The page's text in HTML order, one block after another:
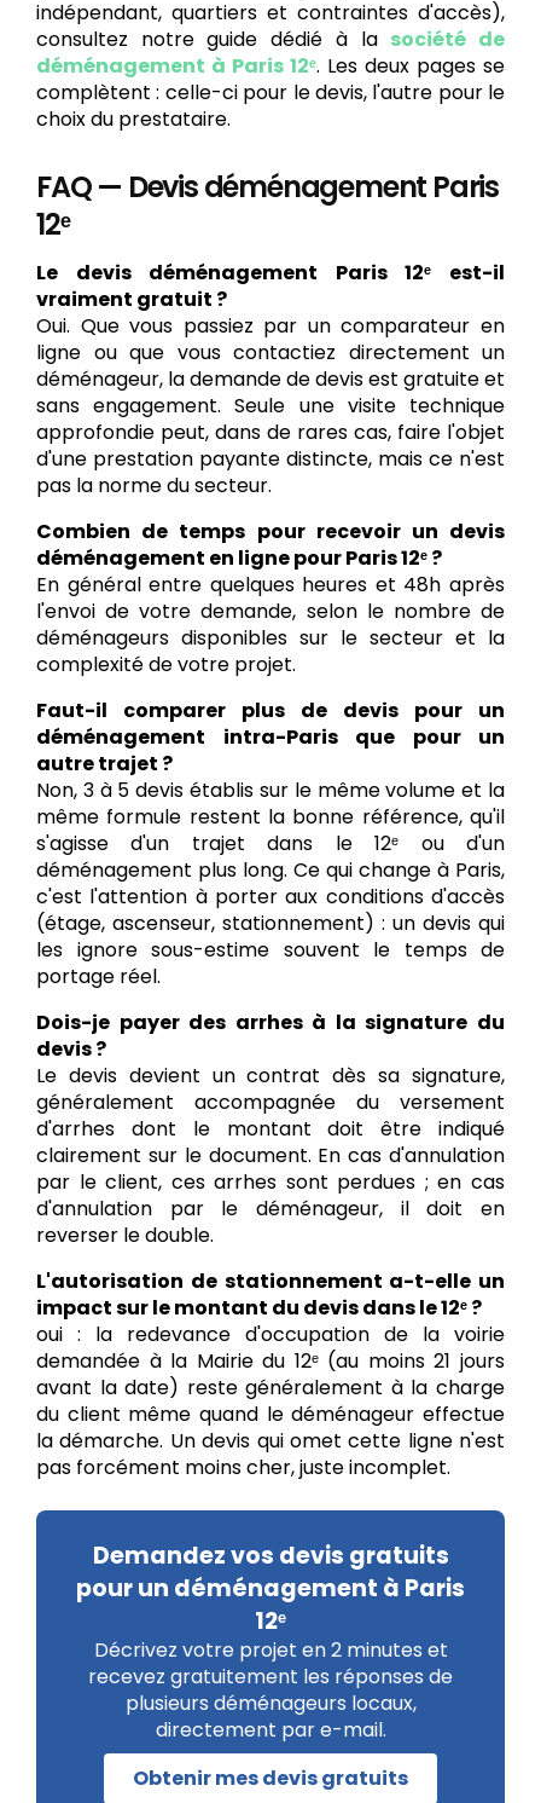
indépendant, quartiers et contraintes d'accès),
consultez notre guide dédié à la société de
déménagement à Paris 12ᵉ. Les deux pages se
complètent : celle-ci pour le devis, l'autre pour le
choix du prestataire.
FAQ — Devis déménagement Paris
12ᵉ
Le devis déménagement Paris 12ᵉ est-il
vraiment gratuit ?
Oui. Que vous passiez par un comparateur en
ligne ou que vous contactiez directement un
déménageur, la demande de devis est gratuite et
sans engagement. Seule une visite technique
approfondie peut, dans de rares cas, faire l'objet
d'une prestation payante distincte, mais ce n'est
pas la norme du secteur.
Combien de temps pour recevoir un devis
déménagement en ligne pour Paris 12ᵉ ?
En général entre quelques heures et 48h après
l'envoi de votre demande, selon le nombre de
déménageurs disponibles sur le secteur et la
complexité de votre projet.
Faut-il comparer plus de devis pour un
déménagement intra-Paris que pour un
autre trajet ?
Non, 3 à 5 devis établis sur le même volume et la
même formule restent la bonne référence, qu'il
s'agisse d'un trajet dans le 12ᵉ ou d'un
déménagement plus long. Ce qui change à Paris,
c'est l'attention à porter aux conditions d'accès
(étage, ascenseur, stationnement) : un devis qui
les ignore sous-estime souvent le temps de
portage réel.
Dois-je payer des arrhes à la signature du
devis ?
Le devis devient un contrat dès sa signature,
généralement accompagnée du versement
d'arrhes dont le montant doit être indiqué
clairement sur le document. En cas d'annulation
par le client, ces arrhes sont perdues ; en cas
d'annulation par le déménageur, il doit en
reverser le double.
L'autorisation de stationnement a-t-elle un
impact sur le montant du devis dans le 12ᵉ ?
oui : la redevance d'occupation de la voirie
demandée à la Mairie du 12ᵉ (au moins 21 jours
avant la date) reste généralement à la charge
du client même quand le déménageur effectue
la démarche. Un devis qui omet cette ligne n'est
pas forcément moins cher, juste incomplet.
Demandez vos devis gratuits
pour un déménagement à Paris
12ᵉ
Décrivez votre projet en 2 minutes et
recevez gratuitement les réponses de
plusieurs déménageurs locaux,
directement par e-mail.
Obtenir mes devis gratuits